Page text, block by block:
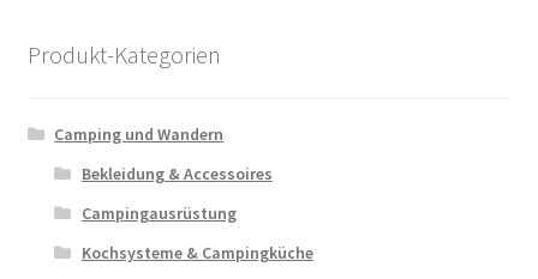
Produkt-Kategorien
Camping und Wandern
Bekleidung & Accessoires
Campingausrüstung
Kochsysteme & Campingküche